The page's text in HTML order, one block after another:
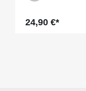
Regulärer Preis:
24,90 €*